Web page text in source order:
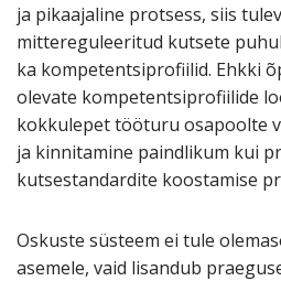
ja pikaajaline protsess, siis
mittereguleeritud kutsete
ka kompetentsiprofiilid. Ehkki
olevate kompetentsiprofiilide
kokkulepet tööturu osapoolte
ja kinnitamine paindlikum kui
kutsestandardite koostamise
Oskuste süsteem ei tule
asemele, vaid lisandub